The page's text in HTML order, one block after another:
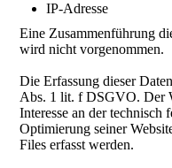
IP-Adresse
Eine Zusammenführung
wird nicht vorgenommen.
Die Erfassung dieser
Abs. 1 lit. f DSGVO. Der
Interesse an der technisch
Optimierung seiner
Files erfasst werden.